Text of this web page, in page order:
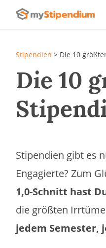
Stipendien > Die 10
Die 10
Stipendien gibt es
Engagierte? Zum
1,0-Schnitt hast
die größten
jedem Semester,